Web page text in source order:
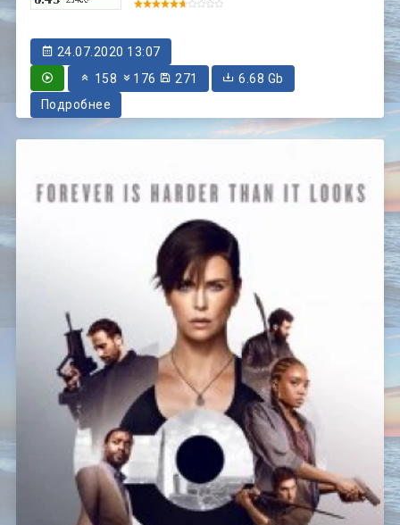
24.07.2020 13:07
158
176 271
6.68 Gb
Подробнее